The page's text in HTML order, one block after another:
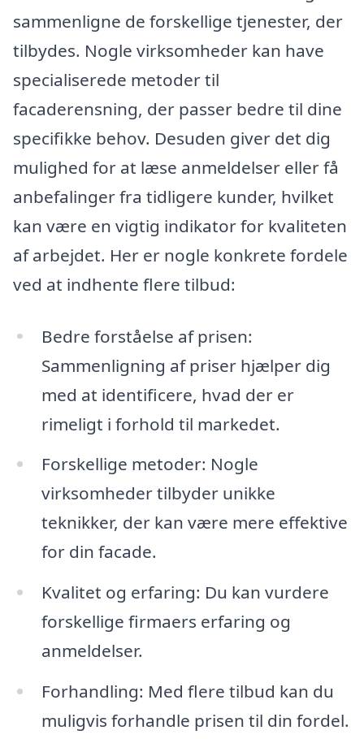
sammenligne de forskellige tjenester, der
tilbydes. Nogle virksomheder kan have
specialiserede metoder til
facaderensning, der passer bedre til dine
specifikke behov. Desuden giver det dig
mulighed for at læse anmeldelser eller få
anbefalinger fra tidligere kunder, hvilket
kan være en vigtig indikator for kvaliteten
af arbejdet. Her er nogle konkrete fordele
ved at indhente flere tilbud:
Bedre forståelse af prisen:
Sammenligning af priser hjælper dig
med at identificere, hvad der er
rimeligt i forhold til markedet.
Forskellige metoder: Nogle
virksomheder tilbyder unikke
teknikker, der kan være mere effektive
for din facade.
Kvalitet og erfaring: Du kan vurdere
forskellige firmaers erfaring og
anmeldelser.
Forhandling: Med flere tilbud kan du
muligvis forhandle prisen til din fordel.